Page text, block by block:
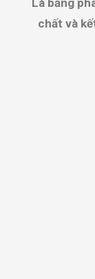
Là bảng
chất và